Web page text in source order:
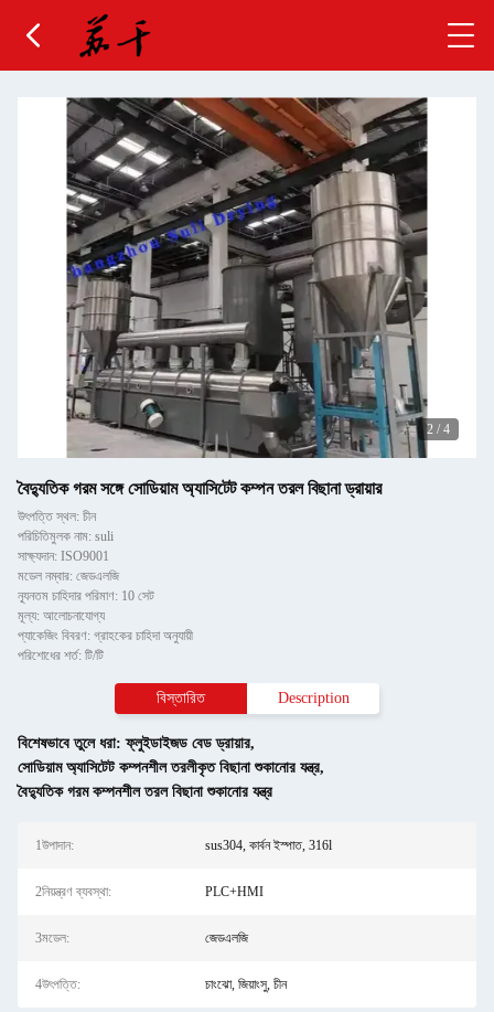
2 / 4
বৈদ্যুতিক গরম সঙ্গে সোডিয়াম অ্যাসিটেট কম্পন তরল বিছানা ড্রায়ার
উৎপত্তি স্থল: চীন
পরিচিতিমুলক নাম: suli
সাক্ষ্যদান: ISO9001
মডেল নম্বার: জেডএলজি
ন্যূনতম চাহিদার পরিমাণ: 10 সেট
মূল্য: আলোচনাযোগ্য
প্যাকেজিং বিবরণ: গ্রাহকের চাহিদা অনুযায়ী
পরিশোধের শর্ত: টি/টি
বিস্তারিত Description
বিশেষভাবে তুলে ধরা:ফ্লুইডাইজড বেড ড্রায়ার,
সোডিয়াম অ্যাসিটেট কম্পনশীল তরলীকৃত বিছানা শুকানোর যন্ত্র,
বৈদ্যুতিক গরম কম্পনশীল তরল বিছানা শুকানোর যন্ত্র
1উপাদান: sus304, কার্বন ইস্পাত, 316l
2নিয়ন্ত্রণ ব্যবস্থা: PLC+HMI
3মডেল: জেডএলজি
4উৎপত্তি: চাংঝো, জিয়াংসু, চীন